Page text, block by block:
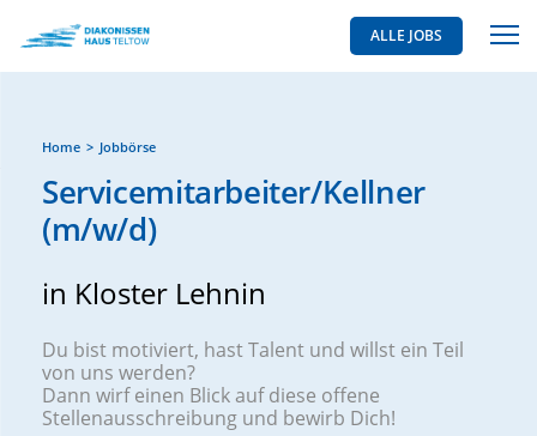
ALLE JOBS
Home Jobbörse
Servicemitarbeiter/Kellner
(m/w/d)
in Kloster Lehnin
Du bist motiviert, hast Talent und willst ein Teil
von uns werden?
Dann wirf einen Blick auf diese offene
Stellenausschreibung und bewirb Dich!